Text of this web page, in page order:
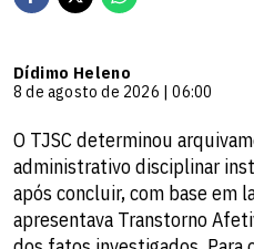
Dídimo Heleno
8 de agosto de 2026 | 06:00
O TJSC determinou
administrativo disciplinar
após concluir, com base em
apresentava Transtorno